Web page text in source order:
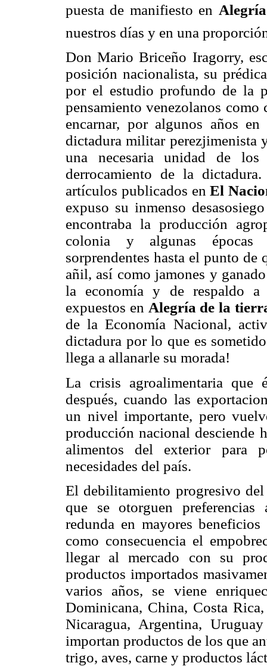
puesta de manifiesto en
nuestros días y en una
Don Mario Briceño Iragorry,
posición nacionalista, su
por el estudio profundo de la
pensamiento venezolanos
encarnar, por algunos años
dictadura militar perezjimenista
una necesaria unidad de
derrocamiento de la
artículos publicados enEl
expuso su inmenso
encontraba la producción
colonia y algunas épocas
sorprendentes hasta el punto
añil, así como jamones y
la economía y de respaldo a
expuestos en Alegría de la
de la Economía Nacional,
dictadura por lo que es
llega a allanarle su morada!
La crisis agroalimentaria que
después, cuando las
un nivel importante, pero
producción nacional desciende
alimentos del exterior para
necesidades del país.
El debilitamiento progresivo
que se otorguen preferencias
redunda en mayores
como consecuencia el
llegar al mercado con su
productos importados
varios años, se viene
Dominicana, China, Costa
Nicaragua, Argentina,
importan productos de los que
trigo, aves, carne y productos